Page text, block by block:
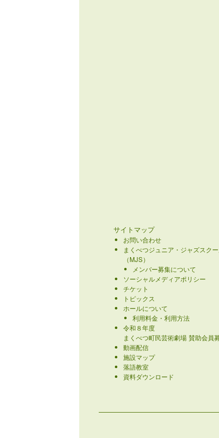
サイトマップ
お問い合わせ
まくべつジュニア・ジャズスク
（MJS）
メンバー募集について
ソーシャルメディアポリシー
チケット
トピックス
ホールについて
利用料金・利用方法
令和８年度
まくべつ町民芸術劇場 賛助会員
動画配信
施設マップ
落語教室
資料ダウンロード